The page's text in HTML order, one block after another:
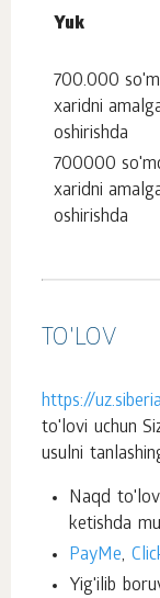
Yuk
700.000
xaridni
oshirishda
700000
xaridni
oshirishda
TO'LOV
https://
to'lovi uchun
usulni
Naqd
ketishda
PayMe,
Yig'ilib